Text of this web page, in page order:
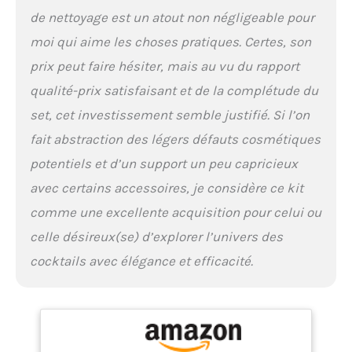
également un outil idéal pour
les barmans débutants et
de nettoyage est un atout non négligeable pour
moi qui aime les choses pratiques. Certes, son
prix peut faire hésiter, mais au vu du rapport
qualité-prix satisfaisant et de la complétude du
set, cet investissement semble justifié. Si l’on
fait abstraction des légers défauts cosmétiques
potentiels et d’un support un peu capricieux
avec certains accessoires, je considère ce kit
comme une excellente acquisition pour celui ou
celle désireux(se) d’explorer l’univers des
cocktails avec élégance et efficacité.